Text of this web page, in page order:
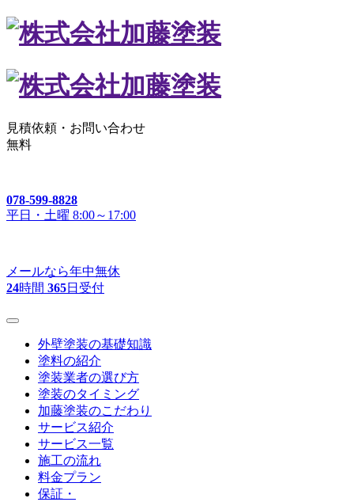
見積依頼・ お問い合わせ
無料
078-599-8828
平日・土曜 8:00～17:00
メールなら年中無休
24時間 365日受付
外壁塗装の基礎知識
塗料の紹介
塗装業者の選び方
塗装のタイミング
加藤塗装のこだわり
サービス紹介
サービス一覧
施工の流れ
料金プラン
保証・